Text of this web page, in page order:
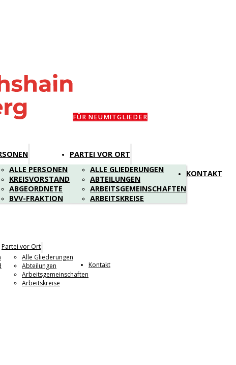
FÜR NEUMITGLIEDER
ALLE PERSONEN
KREISVORSTAND
ABGEORDNETE
BVV-FRAKTION
PARTEI VOR ORT
ALLE GLIEDERUNGEN
ABTEILUNGEN
ARBEITSGEMEINSCHAFTEN
ARBEITSKREISE
KONTAKT
Partei vor Ort
Alle Gliederungen
Abteilungen
Arbeitsgemeinschaften
Arbeitskreise
Kontakt